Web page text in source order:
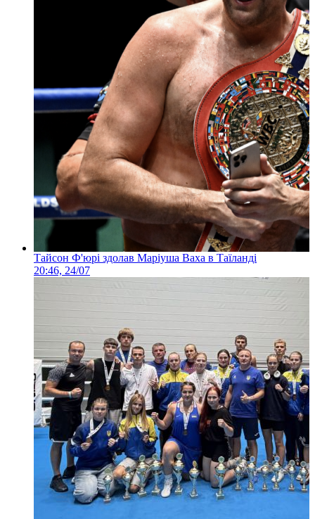
Тайсон Ф'юрі здолав Маріуша Ваха в Таїланді
20:46, 24/07